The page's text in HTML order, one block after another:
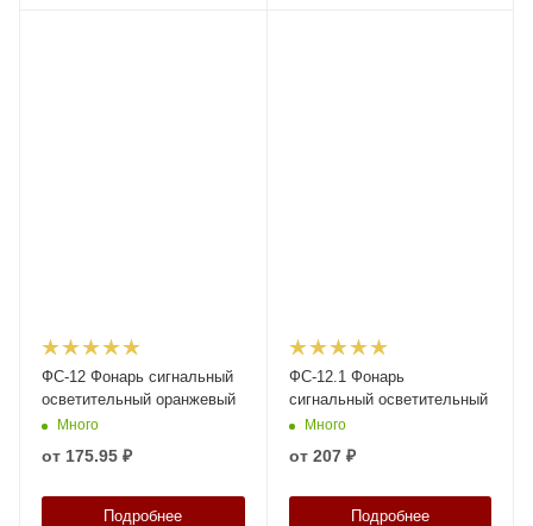
ФС-12 Фонарь сигнальный
осветительный оранжевый
Много
от 175.95 ₽
Подробнее
ФС-12.1 Фонарь
сигнальный осветительный
Много
от 207 ₽
Подробнее